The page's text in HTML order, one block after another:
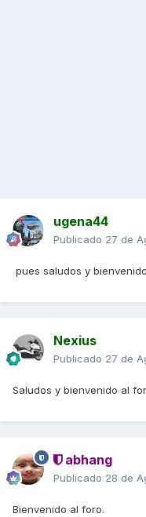
ugena44
Publicado 27 de
pues saludos y
Nexius
Publicado 27 de
Saludos y bienvenido al
abhang
Publicado 28 de
Bienvenido al foro.